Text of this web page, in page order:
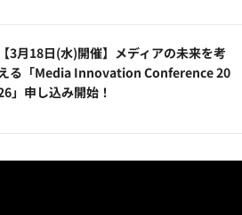
【3月18日(水)開催】メディアの未来を考
る「Media Innovation Conference 20
」申し込み開始！